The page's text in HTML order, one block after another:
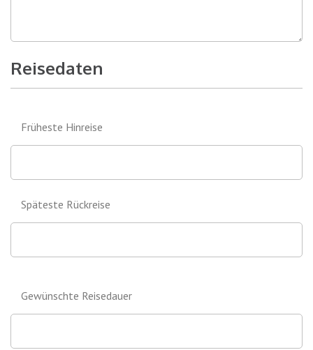
Reisedaten
Früheste Hinreise
Späteste Rückreise
Gewünschte Reisedauer